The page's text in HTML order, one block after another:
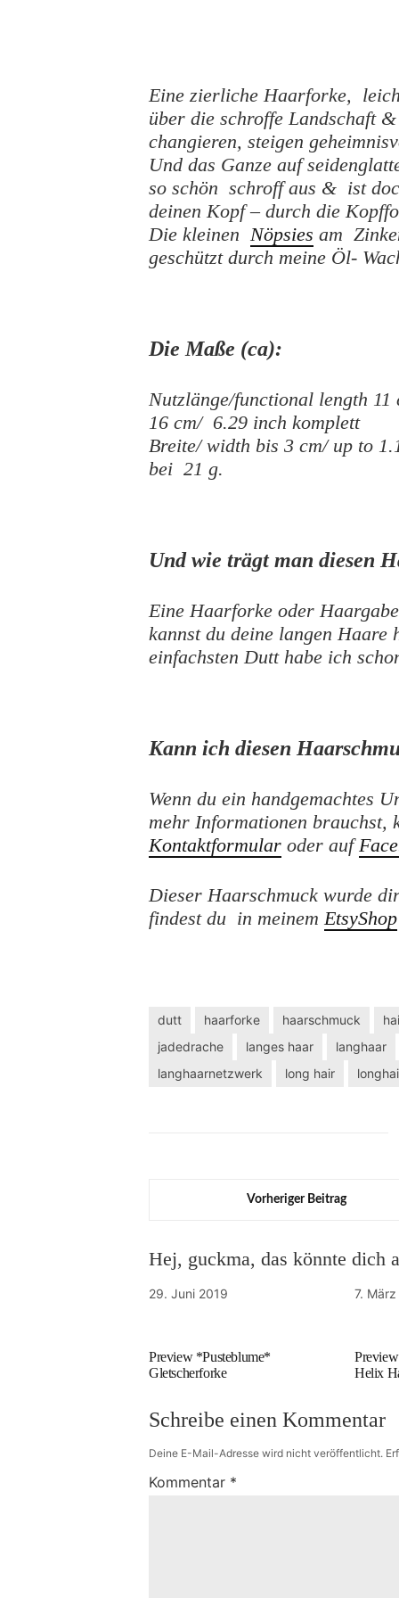
Eine zierliche Haarforke,
über die schroffe Landschaft
changieren, steigen
Und das Ganze auf
so schön schroff aus & ist
deinen Kopf – durch die
Die kleinen Nöpsies am
geschützt durch meine Öl-
Die Maße (ca):
Nutzlänge/functional length
16 cm/ 6.29 inch komplett
Breite/ width bis 3 cm/ up to
bei 21 g.
Und wie trägt man diesen
Eine Haarforke oder
kannst du deine langen Haare
einfachsten Dutt habe ich
Kann ich diesen
Wenn du ein handgemachtes
mehr Informationen
Kontaktformular oder auf
Dieser Haarschmuck wurde
findest du in meinemEtsyShop
dutt haarforke haarschmuck
jadedrache
langes haar
langhaar
langhaarnetzwerk
long hair
Vorheriger Beitrag
Hej, guckma, das könnte dich
29. Juni 2019
Preview *Pusteblume*
Gletscherforke
7.
Helix
Schreibe einen Kommentar
Deine E-Mail-Adresse wird nicht veröffentlicht.
Kommentar *